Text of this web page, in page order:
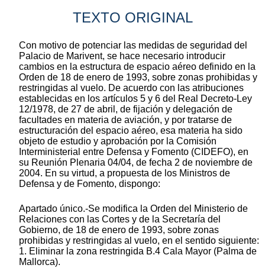
TEXTO ORIGINAL
Con motivo de potenciar las medidas de seguridad del
Palacio de Marivent, se hace necesario introducir
cambios en la estructura de espacio aéreo definido en la
Orden de 18 de enero de 1993, sobre zonas prohibidas y
restringidas al vuelo. De acuerdo con las atribuciones
establecidas en los artículos 5 y 6 del Real Decreto-Ley
12/1978, de 27 de abril, de fijación y delegación de
facultades en materia de aviación, y por tratarse de
estructuración del espacio aéreo, esa materia ha sido
objeto de estudio y aprobación por la Comisión
Interministerial entre Defensa y Fomento (CIDEFO), en
su Reunión Plenaria 04/04, de fecha 2 de noviembre de
2004. En su virtud, a propuesta de los Ministros de
Defensa y de Fomento, dispongo:
Apartado único.-Se modifica la Orden del Ministerio de
Relaciones con las Cortes y de la Secretaría del
Gobierno, de 18 de enero de 1993, sobre zonas
prohibidas y restringidas al vuelo, en el sentido siguiente:
1. Eliminar la zona restringida B.4 Cala Mayor (Palma de
Mallorca).